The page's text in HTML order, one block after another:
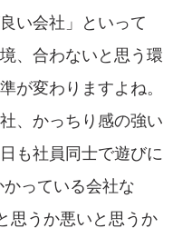
い会社」といって
、合わないと思う環
が変わりますよね。
、かっちり感の強い
も社員同士で遊びに
っている会社な
思うか悪いと思うか